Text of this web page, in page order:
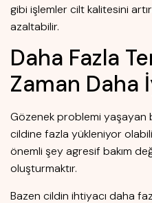
gibi işlemler cilt kalitesini
azaltabilir.
Daha Fazla
Zaman Daha
Gözenek problemi yaşayan
cildine fazla yükleniyor
önemli şey agresif bakım
oluşturmaktır.
Bazen cildin ihtiyacı daha